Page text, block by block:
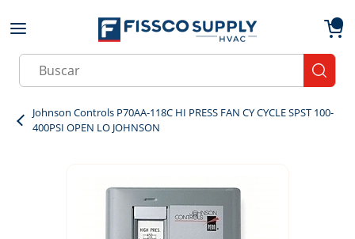
Skip to main content
Site Search
Johnson Controls P70AA-118C HI PRESS FAN CY CYCLE SPST 100-
400PSI OPEN LO JOHNSON